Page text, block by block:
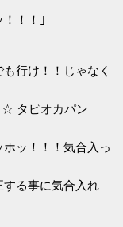
！！｣
行け！！じゃなく
タピオカパン
ッ！！！気合入っ
る事に気合入れ